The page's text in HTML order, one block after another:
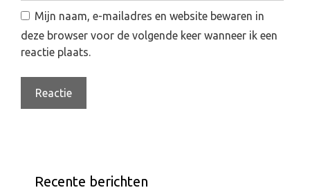
i
l
b
i
t
e
Mijn naam, e-mailadres en website bewaren in
deze browser voor de volgende keer wanneer ik een
reactie plaats.
Recente berichten